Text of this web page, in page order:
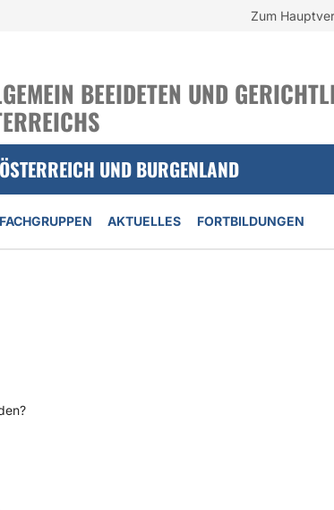
Zum
BEEIDETEN UND
UND BURGENLAND
FACHGRUPPEN AKTUELLES FORTBILDUNGEN